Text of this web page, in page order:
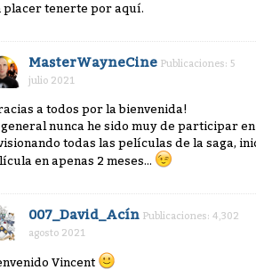
placer tenerte por aquí.
MasterWayneCine Publicaciones: 5
julio 2021
a todos por la bienvenida!
general nunca he sido muy de participar
todas las películas de la saga,
en apenas 2 meses...
007_David_Acín Publicaciones: 4,302
agosto 2021
Vincent